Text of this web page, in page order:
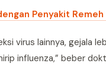
Penyakit Remeh
virus lainnya, gejala
influenza,” beber